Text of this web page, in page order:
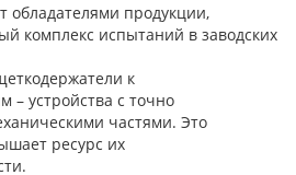
обладателями продукции,
комплекс испытаний в заводских
к
– устройства с точно
частями. Это
ресурс их